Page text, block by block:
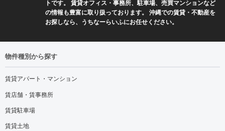
トです。 賃貸オフィス・事務所、駐車場、売買マンションなど
の情報も豊富に取り扱っております。 沖縄での賃貸・不動産を
お探しなら、うちなーらいふにお任せください。
物件種別から探す
賃貸アパート・マンション
賃店舗・賃事務所
賃貸駐車場
賃貸土地